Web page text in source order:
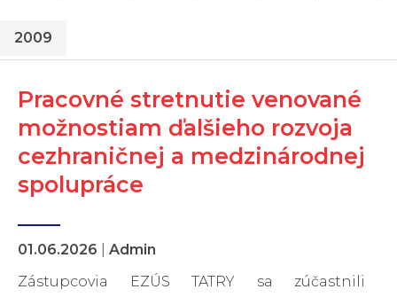
2009
Pracovné stretnutie venované
možnostiam ďalšieho rozvoja
cezhraničnej a medzinárodnej
spolupráce
01.06.2026
Admin
Zástupcovia EZÚS TATRY sa zúčastnili